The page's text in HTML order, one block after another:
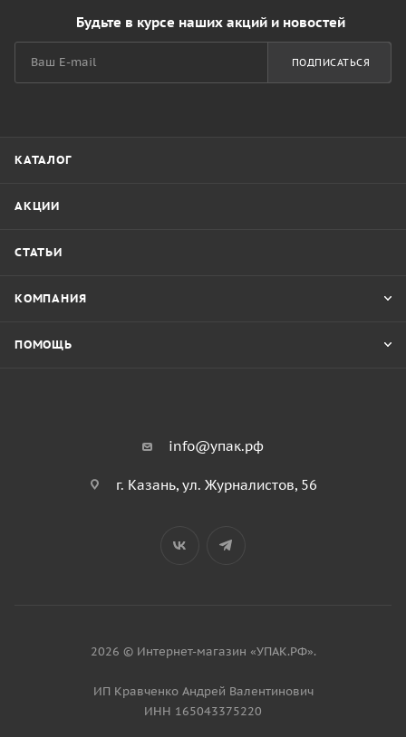
Будьте в курсе наших акций и новостей
ПОДПИСАТЬСЯ
КАТАЛОГ
АКЦИИ
СТАТЬИ
КОМПАНИЯ
ПОМОЩЬ
info@упак.рф
г. Казань, ул. Журналистов, 56
2026 © Интернет-магазин «УПАК.РФ».
ИП Кравченко Андрей Валентинович
ИНН 165043375220